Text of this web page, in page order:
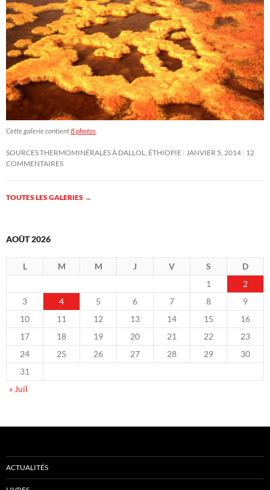
Cette galerie contient8 photos.
SOURCES THERMOMINÉRALES À DALLOL, ÉTHIOPIE JANVIER 5, 2014 12
COMMENTAIRES
TOUTES LES GALERIES →
AOÛT 2026
L M M J V S
D
1
2
3
4 5 6 7 8
9
10
11 12 13 14 15
16
17
18 19 20 21 22
23
24
25 26 27 28 29
30
31
« Juil
ACTUALITÉS